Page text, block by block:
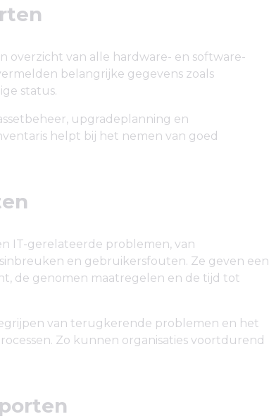
overzicht van alle hardware- en software-
belangrijke gegevens zoals
status.
upgradeplanning en
helpt bij het nemen van goed
IT-gerelateerde problemen, van
en gebruikersfouten. Ze geven een
de genomen maatregelen en de tijd tot
van terugkerende problemen en het
Zo kunnen organisaties voortdurend